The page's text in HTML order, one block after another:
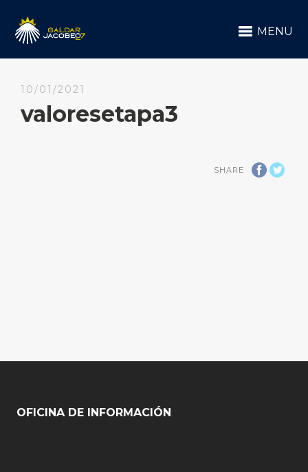
MENU
10/01/2021
valoresetapa3
SHARE
OFICINA DE INFORMACIÓN